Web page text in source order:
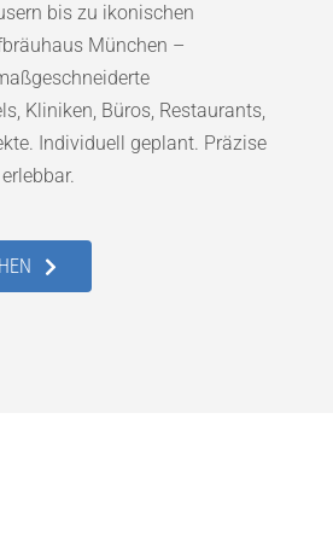
bis zu ikonischen
München –
Kliniken, Büros, Restaurants,
Individuell geplant. Präzise